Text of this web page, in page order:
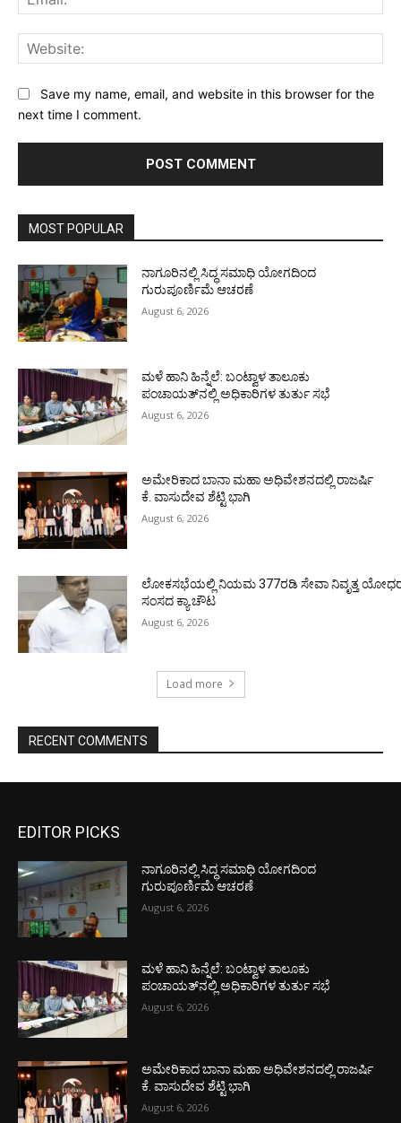
Save my name, email, and website in this browser for the
next time I comment.
MOST POPULAR
ನಾಗೂರಿನಲ್ಲಿ ಸಿದ್ಧ ಸಮಾಧಿ ಯೋಗದಿಂದ
ಗುರುಪೂರ್ಣಿಮೆ ಆಚರಣೆ
August 6, 2026
ಮಳೆ ಹಾನಿ ಹಿನ್ನೆಲೆ: ಬಂಟ್ವಾಳ ತಾಲೂಕು
ಪಂಚಾಯತ್‌ನಲ್ಲಿ ಅಧಿಕಾರಿಗಳ ತುರ್ತು ಸಭೆ
August 6, 2026
ಅಮೇರಿಕಾದ ಬಾನಾ ಮಹಾ ಅಧಿವೇಶನದಲ್ಲಿ ರಾಜರ್ಷಿ
ಕೆ. ವಾಸುದೇವ ಶೆಟ್ಟಿ ಭಾಗಿ
August 6, 2026
ಲೋಕಸಭೆಯಲ್ಲಿ ನಿಯಮ 377ರಡಿ ಸೇವಾ ನಿವೃತ್ತ
ಸಂಸದ ಕ್ಯಾ.ಚೌಟ
August 6, 2026
Load more
RECENT COMMENTS
EDITOR PICKS
ನಾಗೂರಿನಲ್ಲಿ ಸಿದ್ಧ ಸಮಾಧಿ ಯೋಗದಿಂದ
ಗುರುಪೂರ್ಣಿಮೆ ಆಚರಣೆ
August 6, 2026
ಮಳೆ ಹಾನಿ ಹಿನ್ನೆಲೆ: ಬಂಟ್ವಾಳ ತಾಲೂಕು
ಪಂಚಾಯತ್‌ನಲ್ಲಿ ಅಧಿಕಾರಿಗಳ ತುರ್ತು ಸಭೆ
August 6, 2026
ಅಮೇರಿಕಾದ ಬಾನಾ ಮಹಾ ಅಧಿವೇಶನದಲ್ಲಿ ರಾಜರ್ಷಿ
ಕೆ. ವಾಸುದೇವ ಶೆಟ್ಟಿ ಭಾಗಿ
August 6, 2026